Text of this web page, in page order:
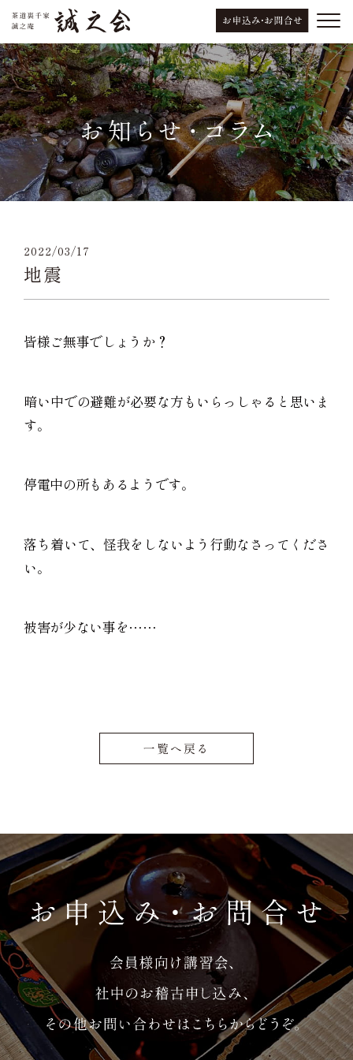
2022/03/17
地震
皆様ご無事でしょうか？
暗い中での避難が必要な方もいらっしゃると思いま
す。
停電中の所もあるようです。
落ち着いて、怪我をしないよう行動なさってくださ
い。
被害が少ない事を……